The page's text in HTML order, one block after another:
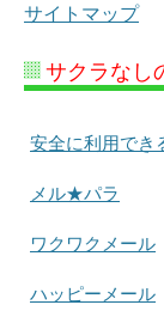
サイトマップ
サクラなし
安全に利用でき
メル★パラ
ワクワクメール
ハッピーメール